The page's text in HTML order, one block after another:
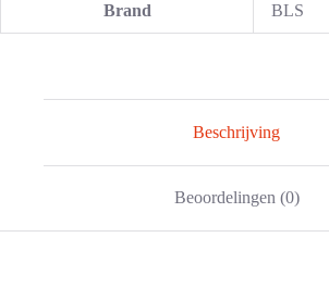
Brand BLS
Beschrijving
Beoordelingen (0)